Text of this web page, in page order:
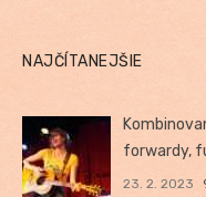
NAJČÍTANEJŠIE
forwardy,
23. 2. 2023